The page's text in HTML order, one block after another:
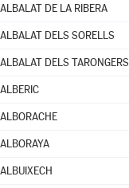
ALBALAT DE LA RIBERA
ALBALAT DELS SORELLS
ALBALAT DELS TARONGERS
ALBERIC
ALBORACHE
ALBORAYA
ALBUIXECH